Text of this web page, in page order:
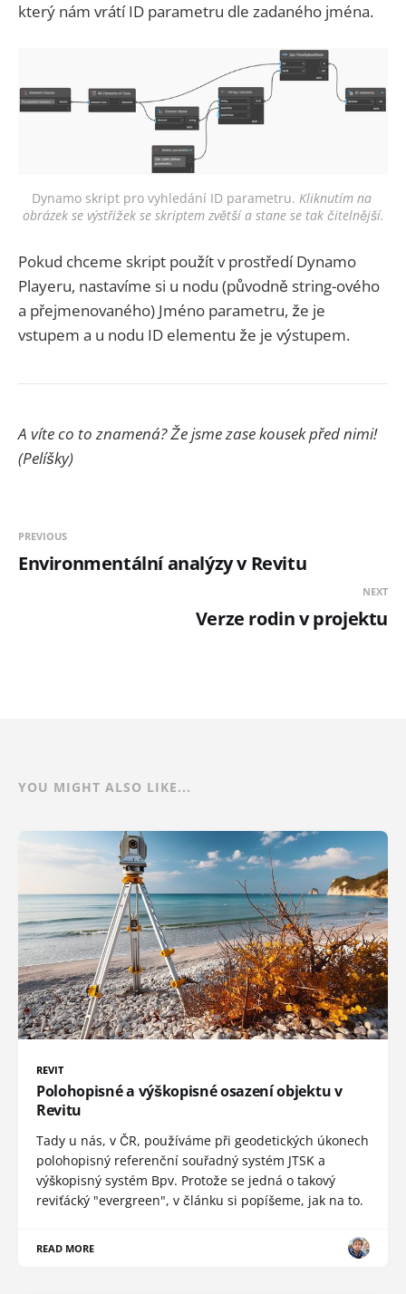
který nám vrátí ID parametru dle zadaného jména.
Dynamo skript pro vyhledání ID parametru. Kliknutím na
obrázek se výstřižek se skriptem zvětší a stane se tak čitelnější.
Pokud chceme skript použít v prostředí Dynamo
Playeru, nastavíme si u nodu (původně string-ového
a přejmenovaného) Jméno parametru, že je
vstupem a u nodu ID elementu že je výstupem.
A víte co to znamená? Že jsme zase kousek před nimi!
(Pelíšky)
PREVIOUS
Environmentální analýzy v Revitu
NEXT
Verze rodin v projektu
YOU MIGHT ALSO LIKE...
REVIT
Polohopisné a výškopisné osazení objektu v
Revitu
Tady u nás, v ČR, používáme při geodetických úkonech
polohopisný referenční souřadný systém JTSK a
výškopisný systém Bpv. Protože se jedná o takový
reviťácký "evergreen", v článku si popíšeme, jak na to.
READ MORE